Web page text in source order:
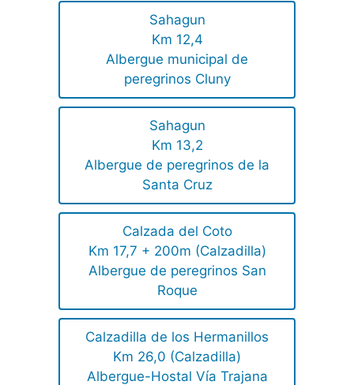
Sahagun
Km 12,4
Albergue municipal de
peregrinos Cluny
Sahagun
Km 13,2
Albergue de peregrinos de la
Santa Cruz
Calzada del Coto
Km 17,7 + 200m (Calzadilla)
Albergue de peregrinos San
Roque
Calzadilla de los Hermanillos
Km 26,0 (Calzadilla)
Albergue-Hostal Vía Trajana